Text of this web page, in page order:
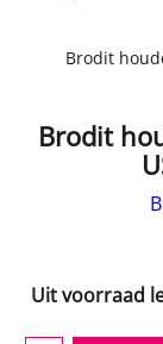
Brodit
Brodit
Uit voorraad